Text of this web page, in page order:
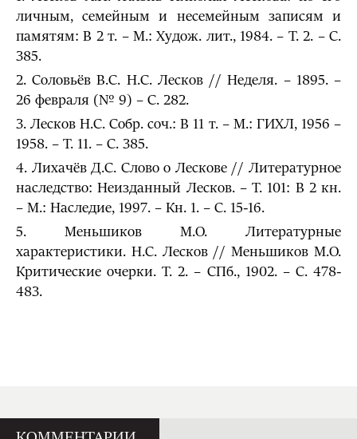
личным, семейным и несемейным записям и
памятям: В 2 т. – М.: Худож. лит., 1984. – Т. 2. – С.
385.
2. Соловьёв В.С. Н.С. Лесков // Неделя. – 1895. –
26 февраля (№ 9) – С. 282.
3. Лесков Н.С. Собр. соч.: В 11 т. – М.: ГИХЛ, 1956 –
1958. – Т. 11. – С. 385.
4. Лихачёв Д.С. Слово о Лескове // Литературное
наследство: Неизданный Лесков. – Т. 101: В 2 кн.
– М.: Наследие, 1997. – Кн. 1. – С. 15-16.
5. Меньшиков М.О. Литературные
характеристики. Н.С. Лесков // Меньшиков М.О.
Критические очерки. Т. 2. – СПб., 1902. – С. 478-
483.